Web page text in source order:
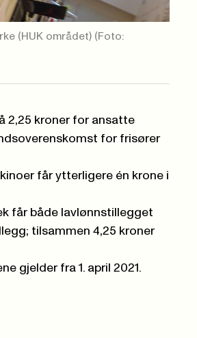
(HUK området) (Foto:
2,25 kroner for ansatte
for frisører
får ytterligere én krone i
får både lavlønnstillegget
tilsammen 4,25 kroner
gjelder fra 1. april 2021.